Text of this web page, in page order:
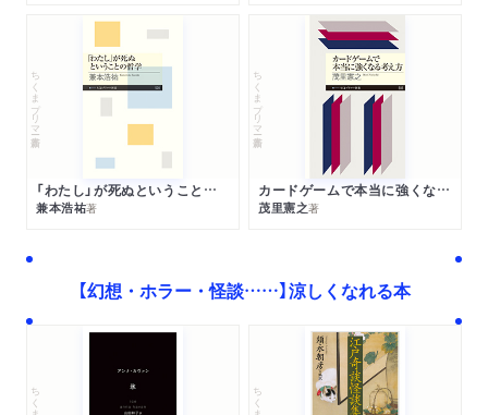
ちくまプリマー新書
「わたし」が死ぬということの哲学
兼本浩祐著
ちくまプリマー新書
カードゲームで本当に強くなる考え方
茂里憲之著
【幻想・ホラー・怪談……】涼しくなれる本
ちくま文庫 ちくま学芸文庫